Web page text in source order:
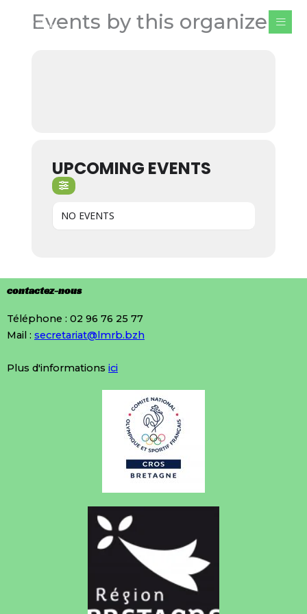
Events by this organizer
UPCOMING EVENTS
NO EVENTS
contactez-nous
Téléphone : 02 96 76 25 77
Mail : secretariat@lmrb.bzh
Plus d'informations ici